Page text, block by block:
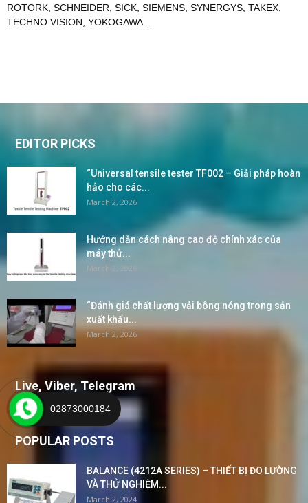
ROTORK SCHNEIDER SICK SIEMENS SYNERGYS TAKEX
TECHNO VISION YOKOGAWA
EDITOR PICKS
“Universal tensile tester TF002 – Giải pháp hoàn
hảo cho các...
March 2, 2026
Hướng dẫn cách nâng cao độ chính xác của
máy thử...
March 2, 2026
“Đánh giá chất lượng vải bông nóng trong sản
xuất khẩu...
March 2, 2026
Live, Viber, Telegram
POPULAR POSTS
BALANCE (4212A SERIES) – THIẾT BỊ ĐO LƯỜNG
VÀ THỬ NGHIỆM...
March 2, 2024
02873000184